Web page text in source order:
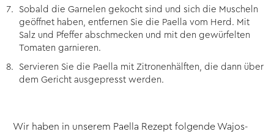
Sobald die Garnelen gekocht sind und sich die Muscheln
geöffnet haben, entfernen Sie die Paella vom Herd. Mit
Salz und Pfeffer abschmecken und mit den gewürfelten
Tomaten garnieren.
Servieren Sie die Paella mit Zitronenhälften, die dann über
dem Gericht ausgepresst werden.
Wir haben in unserem Paella Rezept folgende Wajos-